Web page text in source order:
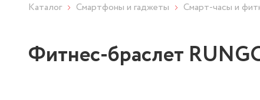
Каталог Смартфоны и гаджеты Смарт-часы и
Фитнес-браслет